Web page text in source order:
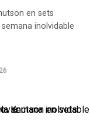
Erhard,
en sets
inolvidable